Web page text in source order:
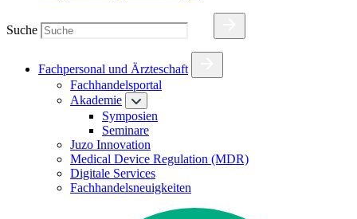
Suche
Fachpersonal und Ärzteschaft
Fachhandelsportal
Akademie
Symposien
Seminare
Juzo Innovation
Medical Device Regulation (MDR)
Digitale Services
Fachhandelsneuigkeiten